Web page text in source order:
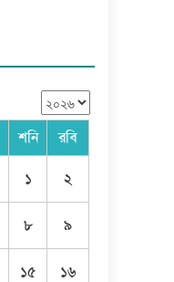
শনি রবি
১ ২
৮ ৯
১৫ ১৬